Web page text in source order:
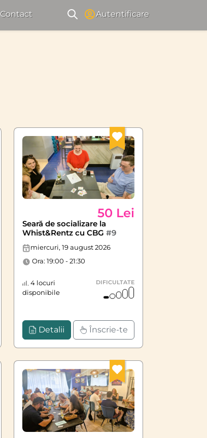
Contact Autentificare
50 Lei
Seară de socializare la
Whist&Rentz cu CBG #9
miercuri, 19 august 2026
Ora: 19:00 - 21:30
4 locuri
disponibile
DIFICULTATE
Detalii Înscrie-te